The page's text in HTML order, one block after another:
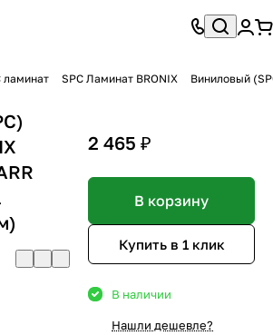
ламинат SPC Ламинат BRONIX Виниловый
2 465 ₽
В корзину
Купить в 1 клик
В наличии
Нашли дешевле?